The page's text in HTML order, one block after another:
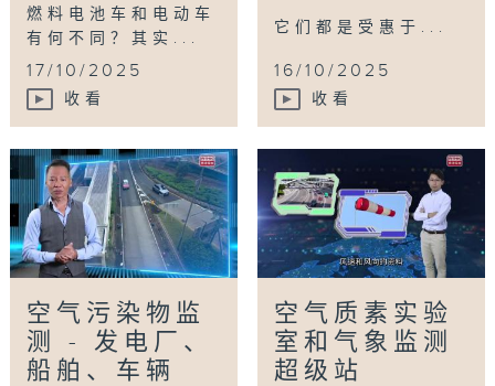
燃料电池车和电动车
有何不同？其实...
17/10/2025
收看
它们都是受惠于...
16/10/2025
收看
空气污染物监
测 - 发电厂、
船舶、车辆
空气质素实验
室和气象监测
超级站